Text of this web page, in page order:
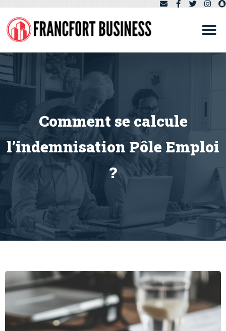
Comment se calcule
l’indemnisation Pôle Emploi
?